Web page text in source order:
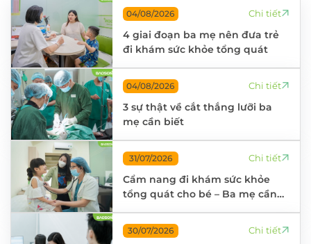
ĐỘI NGŨ CHUYÊN GIA
TIN TỨC
HỖ TRỢ KHÁCH HÀNG
LIÊN HỆ
TUYỂN DỤNG
04/08/2026
4 giai đoạn ba mẹ nên đưa trẻ
đi khám sức khỏe tổng quát
Chi tiết
04/08/2026
3 sự thật về cắt thắng lưỡi ba
mẹ cần biết
Chi tiết
31/07/2026
Cẩm nang đi khám sức khỏe
tổng quát cho bé – Ba mẹ cần
Chi tiết
30/07/2026 Chi tiết